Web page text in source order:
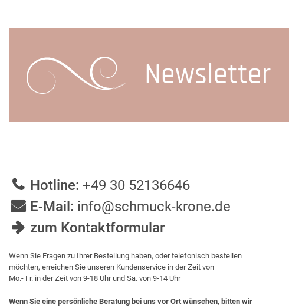
Newsletter
Hotline: +49 30 52136646
E-Mail: info@schmuck-krone.de
zum Kontaktformular
Wenn Sie Fragen zu Ihrer Bestellung haben, oder telefonisch bestellen
möchten, erreichen Sie unseren Kundenservice in der Zeit von
Mo.- Fr. in der Zeit von 9-18 Uhr und Sa. von 9-14 Uhr
Wenn Sie eine persönliche Beratung bei uns vor Ort wünschen, bitten wir